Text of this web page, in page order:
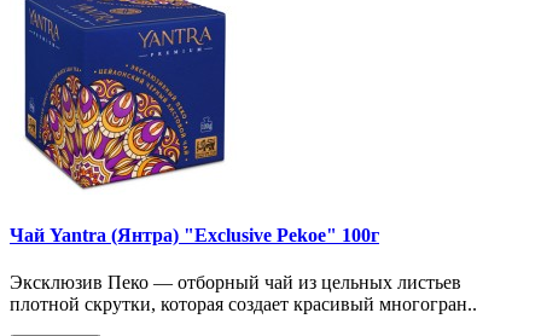
Чай Yantra (Янтра) "Exclusive Pekoe" 100г
Эксклюзив Пеко — отборный чай из цельных листьев
плотной скрутки, которая создает красивый многогран..